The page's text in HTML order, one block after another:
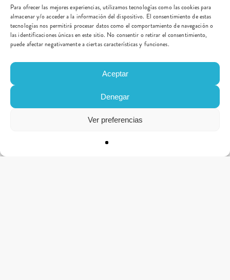
Para ofrecer las mejores experiencias, utilizamos tecnologías como las cookies para
almacenar y/o acceder a la información del dispositivo. El consentimiento de estas
tecnologías nos permitirá procesar datos como el comportamiento de navegación o
las identificaciones únicas en este sitio. No consentir o retirar el consentimiento,
puede afectar negativamente a ciertas características y funciones.
Aceptar
Denegar
Ver preferencias